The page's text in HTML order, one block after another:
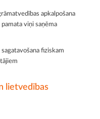
apkalpošana
viņi saņēma
fiziskam
lietvedības